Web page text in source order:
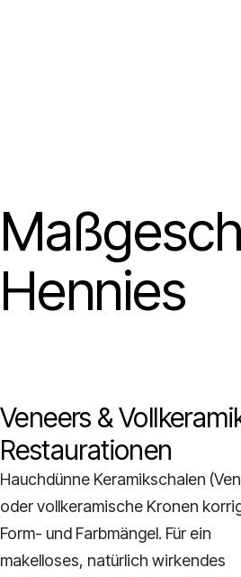
Hennies
Veneers &
Restaurationen
Hauchdünne Keramikschalen
oder vollkeramische Kronen
Form- und Farbmängel. Für ein
makelloses, natürlich wirkendes